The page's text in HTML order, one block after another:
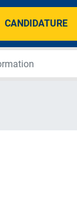
CANDIDATURE